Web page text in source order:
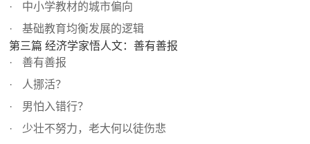
中小学教材的城市偏向
基础教育均衡发展的逻辑
第三篇 经济学家悟人文：善有善报
善有善报
人挪活？
男怕入错行？
少壮不努力，老大何以徒伤悲